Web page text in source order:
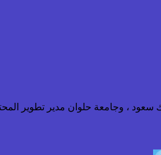
سعود ، وجامعة حلوان مدير تطوير